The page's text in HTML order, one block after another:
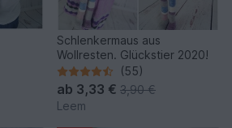
Schlenkermaus aus
Wollresten. Glückstier 2020!
(55)
ab 3,33 € 3,90 €
Leem